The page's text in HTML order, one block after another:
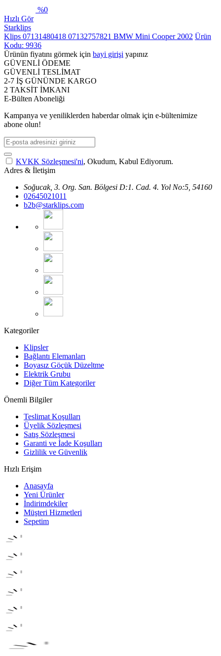
%0
Hızlı Gör
Starklips
Klips 07131480418 07132757821 BMW Mini Cooper 2002 Ürün
Kodu: 9936
Ürünün fiyatını görmek için bayi girişi yapınız
GÜVENLİ ÖDEME
GÜVENLİ TESLİMAT
2-7 İŞ GÜNÜNDE KARGO
2 TAKSİT İMKANI
E-Bülten Aboneliği
Kampanya ve yeniliklerden haberdar olmak için e-bültenimize
abone olun!
KVKK Sözleşmesi'ni, Okudum, Kabul Ediyorum.
Adres & İletişim
Soğucak, 3. Org. San. Bölgesi D:1. Cad. 4. Yol No:5, 54160
02645021011
b2b@starklips.com
Kategoriler
Klipsler
Bağlantı Elemanları
Boyasız Göçük Düzeltme
Elektrik Grubu
Diğer Tüm Kategoriler
Önemli Bilgiler
Teslimat Koşulları
Üyelik Sözleşmesi
Satış Sözleşmesi
Garanti ve İade Koşulları
Gizlilik ve Güvenlik
Hızlı Erişim
Anasayfa
Yeni Ürünler
İndirimdekiler
Müşteri Hizmetleri
Sepetim